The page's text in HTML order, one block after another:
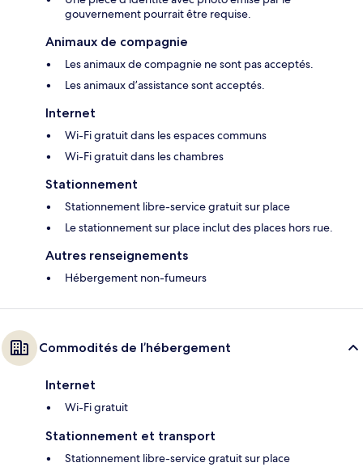
gouvernement pourrait être requise.
Animaux de compagnie
Les animaux de compagnie ne sont pas acceptés.
Les animaux d’assistance sont acceptés.
Internet
Wi-Fi gratuit dans les espaces communs
Wi-Fi gratuit dans les chambres
Stationnement
Stationnement libre-service gratuit sur place
Le stationnement sur place inclut des places hors rue.
Autres renseignements
Hébergement non-fumeurs
Commodités de l’hébergement
Internet
Wi-Fi gratuit
Stationnement et transport
Stationnement libre-service gratuit sur place